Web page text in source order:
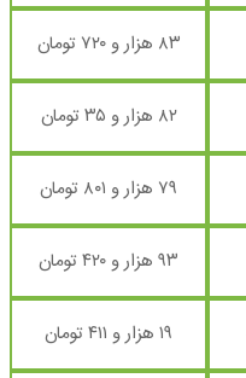
۸۳ هزار و ۷۲۰ تومان
۸۲ هزار و ۳۵ تومان
۷۹ هزار و ۸۰۱ تومان
۹۳ هزار و ۴۲۰ تومان
۱۹ هزار و ۴۱۱ تومان